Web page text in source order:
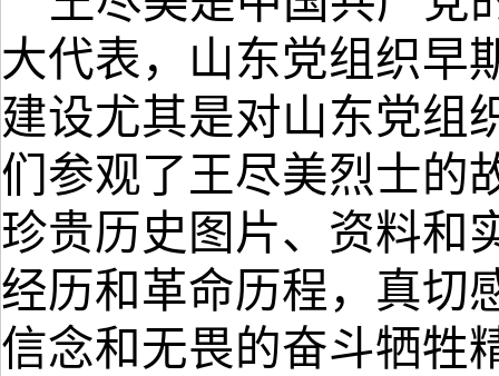
大代表，山东党组织早
建设尤其是对山东党组
们参观了王尽美烈士的
珍贵历史图片、资料和
经历和革命历程，真切
信念和无畏的奋斗牺牲